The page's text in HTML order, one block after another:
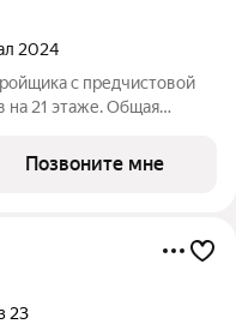
2024
с предчистовой
на 21 этаже. Общая
угловая, идеально
Позвоните мне
23